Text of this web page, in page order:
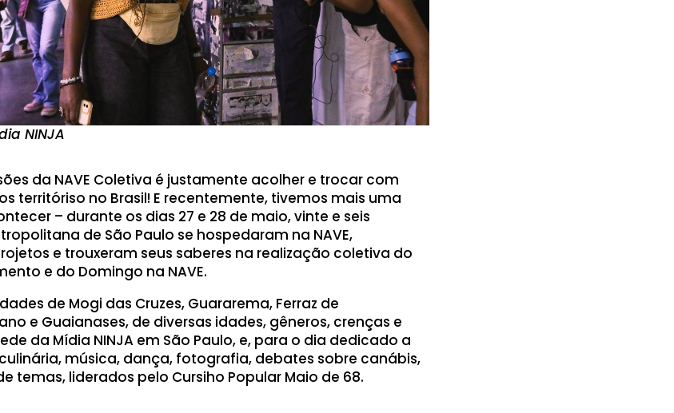
NINJA
da NAVE Coletiva é justamente acolher e trocar com
territóriso no Brasil! E recentemente, tivemos mais uma
– durante os dias 27 e 28 de maio, vinte e seis
de São Paulo se hospedaram na NAVE,
e trouxeram seus saberes na realização coletiva do
e do Domingo na NAVE.
de Mogi das Cruzes, Guararema, Ferraz de
e Guaianases, de diversas idades, gêneros, crenças e
da Mídia NINJA em São Paulo, e, para o dia dedicado a
música, dança, fotografia, debates sobre canábis,
temas, liderados pelo Cursiho Popular Maio de 68.